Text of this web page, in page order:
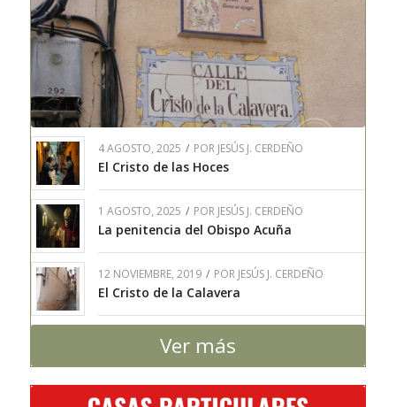
4 AGOSTO, 2025 / POR JESÚS J. CERDEÑO
El Cristo de las Hoces
1 AGOSTO, 2025 / POR JESÚS J. CERDEÑO
La penitencia del Obispo Acuña
12 NOVIEMBRE, 2019 / POR JESÚS J. CERDEÑO
El Cristo de la Calavera
Ver más